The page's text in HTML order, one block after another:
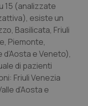
15 (analizzate
esiste un
Basilicata, Friuli
Piemonte,
e Veneto),
di pazienti
Friuli Venezia
d’Aosta e